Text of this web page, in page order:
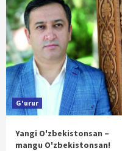
G'urur
Yangi O'zbekistonsan –
mangu O'zbekistonsan!